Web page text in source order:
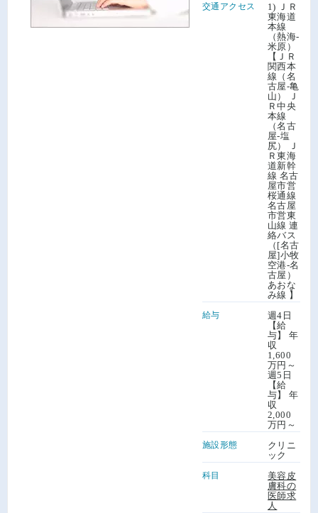
交通アクセス
1) ＪＲ
東海道
本線
（熱海-
米原）
【ＪＲ
関西本
線（名
古屋-亀
山） Ｊ
Ｒ中央
本線
（名古
屋-塩
尻） Ｊ
Ｒ東海
道新幹
線 名古
屋市営
桜通線
名古屋
市営東
山線 連
絡バス
（[名古
屋]小牧
空港-名
古屋）
あおな
み線 】
給与
週4日
【給
与】 年
収
1,600
万円～
週5日
【給
与】 年
収
2,000
万円～
施設形態
クリニ
ック
科目
美容皮
膚科の
医師求
人